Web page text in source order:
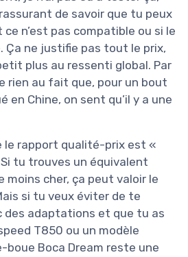
de savoir que tu peux
n’est pas compatible ou si le
Ça ne justifie pas tout le prix,
plus au ressenti global. Par
rien au fait que, pour un bout
en Chine, on sent qu’il y a une
le rapport qualité-prix est «
tu trouves un équivalent
cher, ça peut valoir le
si tu veux éviter de te
des adaptations et que tu as
T850 ou un modèle
boue Boca Dream reste une